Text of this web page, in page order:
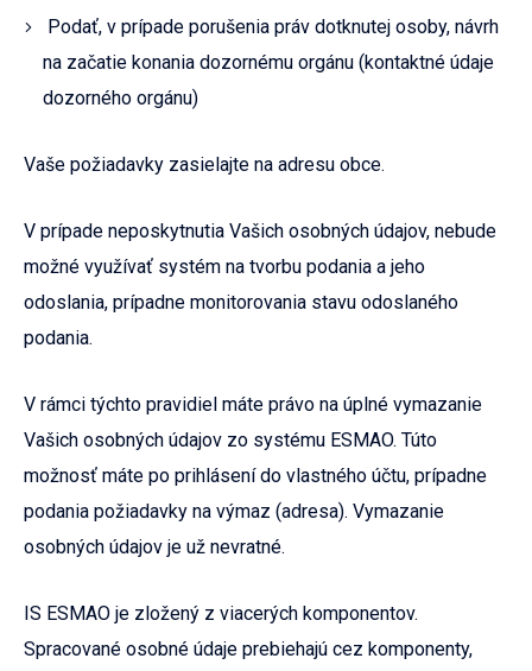
Podať, v prípade porušenia práv dotknutej osoby, návrh
na začatie konania dozornému orgánu (kontaktné údaje
dozorného orgánu)
Vaše požiadavky zasielajte na adresu obce.
V prípade neposkytnutia Vašich osobných údajov, nebude
možné využívať systém na tvorbu podania a jeho
odoslania, prípadne monitorovania stavu odoslaného
podania.
V rámci týchto pravidiel máte právo na úplné vymazanie
Vašich osobných údajov zo systému ESMAO. Túto
možnosť máte po prihlásení do vlastného účtu, prípadne
podania požiadavky na výmaz (adresa). Vymazanie
osobných údajov je už nevratné.
IS ESMAO je zložený z viacerých komponentov.
Spracované osobné údaje prebiehajú cez komponenty,